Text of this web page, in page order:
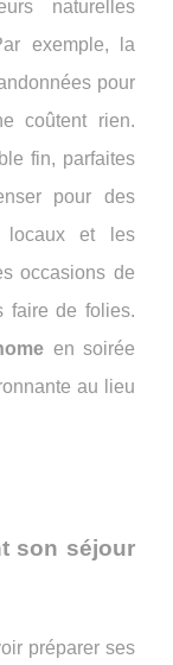
naturelles
exemple, la
pour
coûtent rien.
fin, parfaites
pour des
locaux et les
occasions de
faire de folies.
en soirée
au lieu
son séjour
préparer ses